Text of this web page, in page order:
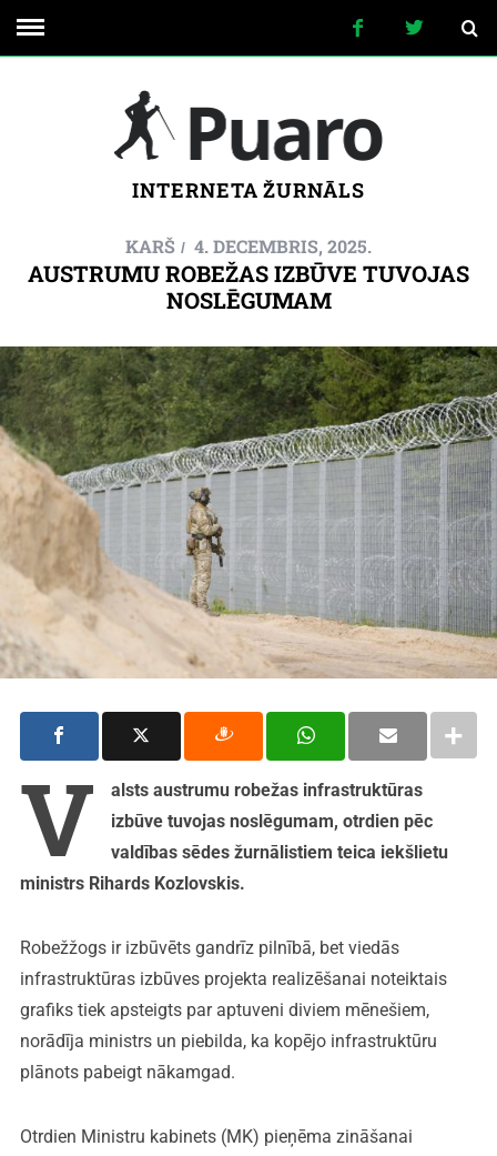
INTERNETA ŽURNĀLS
KARŠ 4. DECEMBRIS, 2025.
AUSTRUMU ROBEŽAS IZBŪVE TUVOJAS
NOSLĒGUMAM
V
alsts austrumu robežas infrastruktūras
izbūve tuvojas noslēgumam, otrdien pēc
valdības sēdes žurnālistiem teica iekšlietu
ministrs Rihards Kozlovskis.
Robežžogs ir izbūvēts gandrīz pilnībā, bet viedās
infrastruktūras izbūves projekta realizēšanai noteiktais
grafiks tiek apsteigts par aptuveni diviem mēnešiem,
norādīja ministrs un piebilda, ka kopējo infrastruktūru
plānots pabeigt nākamgad.
Otrdien Ministru kabinets (MK) pieņēma zināšanai